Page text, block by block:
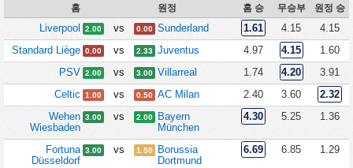
홈 원정 홈 승 무승부 원정 승
Liverpool 2.00 vs 0.00 Sunderland 1.61 4.15
4.15
Standard Liège 0.00 vs 2.33 Juventus 4.97 4.15
1.60
PSV 2.00 vs 3.00 Villarreal 1.74 4.20
3.91
Celtic
1.00 vs 0.50 AC Milan 2.40 3.60
2.32
Wehen
Wiesbaden
3.00 vs 2.00
Bayern
München
4.30 5.25 1.36
Fortuna
Düsseldorf
3.00 vs 1.50
Borussia
Dortmund
6.69 6.85 1.29